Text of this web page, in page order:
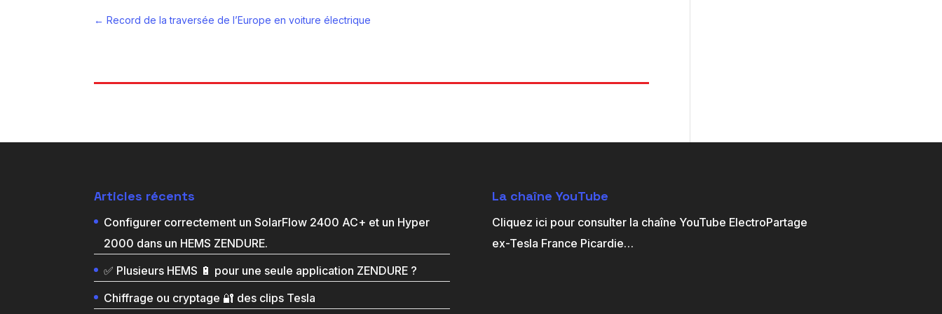
←Record de la traversée de l’Europe en voiture électrique
Articles récents
Configurer correctement un SolarFlow 2400 AC+ et un Hyper
2000 dans un HEMS ZENDURE.
✅ Plusieurs HEMS 🔋 pour une seule application ZENDURE ?
Chiffrage ou cryptage 🔐 des clips Tesla
La chaîne YouTube
Cliquez ici pour consulter la chaîne YouTube ElectroPartage
ex-Tesla France Picardie…